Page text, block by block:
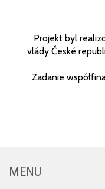
Projekt byl
vlády České
Zadanie
MENU